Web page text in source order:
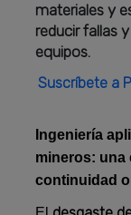
materiales y
reducir fallas
equipos.
Suscríbete a
Ingeniería
mineros: una
continuidad